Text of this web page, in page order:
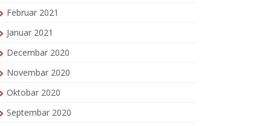
Februar 2021
Januar 2021
Decembar 2020
Novembar 2020
Oktobar 2020
Septembar 2020